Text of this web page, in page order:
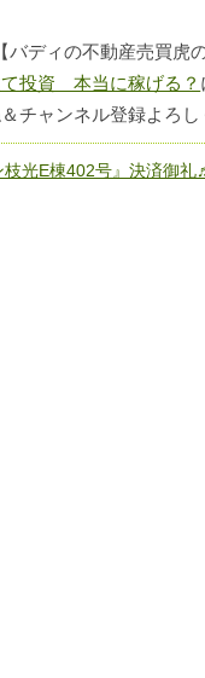
バディの不動産売買虎
投資 本当に稼げる？
チャンネル登録よろ
枝光E棟402号』決済御礼